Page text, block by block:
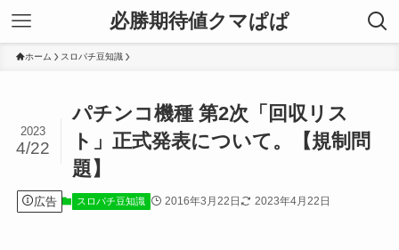
必勝期待値クマぱぱ
ホーム スロパチ豆知識
パチンコ機種 第2次「回収リス
ト」正式発表について。【規制問
題】
2023
4/22
広告 スロパチ豆知識 2016年3月22日 2023年4月22日